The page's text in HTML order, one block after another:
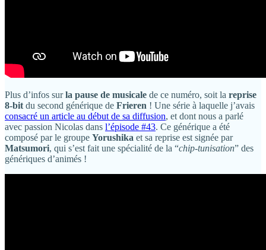
Plus d’infos surla pause de musicale de ce numéro, soit la reprise
8-bitdu second générique de Frieren ! Une série à laquelle j’avais
consacré un article au début de sa diffusion, et dont nous a parlé
avec passion Nicolas dans l’épisode #43. Ce générique a été
composé par le groupe Yorushika et sa reprise est signée par
Matsumori, qui s’est fait une spécialité de la “chip-tunisation” des
génériques d’animés !